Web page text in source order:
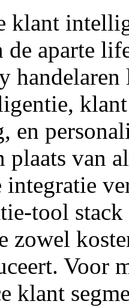
klant
de aparte
en
van
integratie
tool
zowel
Voor
klant